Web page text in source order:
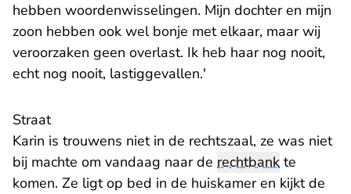
hebben woordenwisselingen. Mijn dochter en mijn
zoon hebben ook wel bonje met elkaar, maar wij
veroorzaken geen overlast. Ik heb haar nog nooit,
echt nog nooit, lastiggevallen.'
Straat
Karin is trouwens niet in de rechtszaal, ze was niet
bij machte om vandaag naar de rechtbank te
komen. Ze ligt op bed in de huiskamer en kijkt de